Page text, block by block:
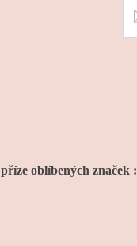
oblíbených značek :